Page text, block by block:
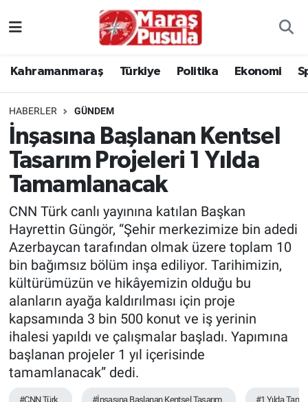
Kahramanmaraş Türkiye Politika Ekonomi
HABERLER GÜNDEM
İnşasına Başlanan Kentsel
Tasarım Projeleri 1 Yılda
Tamamlanacak
CNN Türk canlı yayınına katılan Başkan
Hayrettin Güngör, “Şehir merkezimize bin adedi
Azerbaycan tarafından olmak üzere toplam 10
bin bağımsız bölüm inşa ediliyor. Tarihimizin,
kültürümüzün ve hikâyemizin olduğu bu
alanların ayağa kaldırılması için proje
kapsamında 3 bin 500 konut ve iş yerinin
ihalesi yapıldı ve çalışmalar başladı. Yapımına
başlanan projeler 1 yıl içerisinde
tamamlanacak” dedi.
#CNN Türk #İnşasına Başlanan Kentsel Tasarım #1 Yılda
Politika
Ekonomi
Spor
Kültür Sanat
Sağlık
TEKNOLOJİ
Dünya
İstanbul Trafik Yoğunluk Haritası
Süper Lig Puan Durumu ve Fikstür
Tüm Manşetler
Son Dakika Haberleri
Haber Arşivi